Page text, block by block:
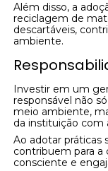
Além disso, a
reciclagem de
descartáveis,
ambiente.
Investir em um
responsável não
meio ambiente,
da instituição com
Ao adotar práticas
contribuem para a
consciente e